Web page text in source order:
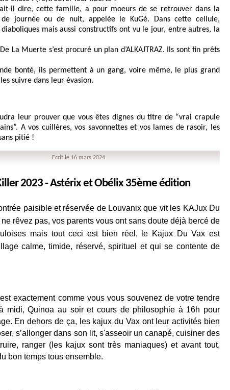
il dire, cette famille, a pour moeurs de se retrouver dans la
journée ou de nuit, appelée le KuGé. Dans cette cellule,
diaboliques mais aussi constructifs ont vu le jour, entre autres, la
De La Muerte s’est procuré un plan d’ALKAJTRAZ. Ils sont fin prêts
bonté, ils permettent à un gang, voire même, le plus grand
suivre dans leur évasion.
leur prouver que vous êtes dignes du titre de “vrai crapule
A vos cuillères, vos savonnettes et vos lames de rasoir, les
pitié !
Ecrit le 16 mars 2024
2023 - Astérix et Obélix 35ème édition
paisible et réservée de Louvanix que vit les KAJux Du
rêvez pas, vos parents vous ont sans doute déjà bercé de
mais tout ceci est bien réel, le Kajux Du Vax est
calme, timide, réservé, spirituel et qui se contente de
exactement comme vous vous souvenez de votre tendre
midi, Quinoa au soir et cours de philosophie à 16h pour
En dehors de ça, les kajux du Vax ont leur activités bien
s’allonger dans son lit, s'asseoir un canapé, cuisiner des
ranger (les kajux sont très maniaques) et avant tout,
bon temps tous ensemble.